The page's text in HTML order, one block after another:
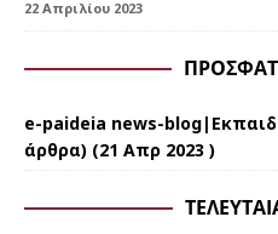
22 Απριλίου 2023
e-paideia news-
άρθρα) (21 Απρ 2023 )